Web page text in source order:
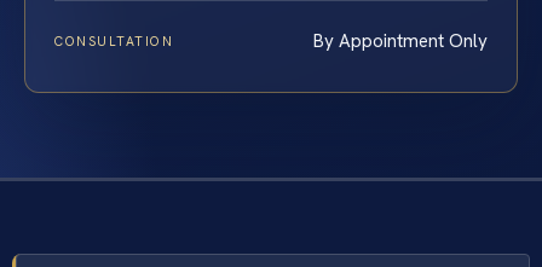
CONSULTATION By Appointment Only